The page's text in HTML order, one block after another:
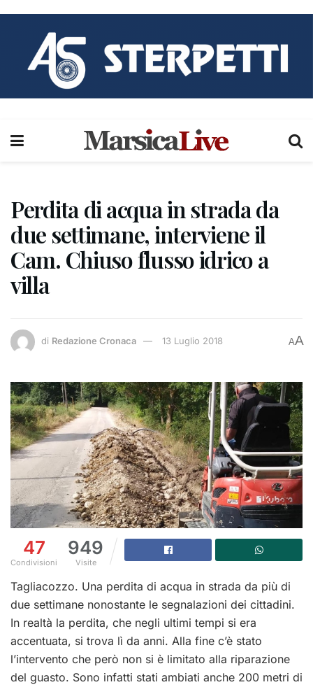
Perdita di acqua in strada da
due settimane, interviene il
Cam. Chiuso flusso idrico a
villa
di Redazione Cronaca 13 Luglio 2018 AA
47
Condivisioni
949
Visite
Tagliacozzo. Una perdita di acqua in strada da più di
due settimane nonostante le segnalazioni dei cittadini.
In realtà la perdita, che negli ultimi tempi si era
accentuata, si trova lì da anni. Alla fine c’è stato
l’intervento che però non si è limitato alla riparazione
del guasto. Sono infatti stati ambiati anche 200 metri di